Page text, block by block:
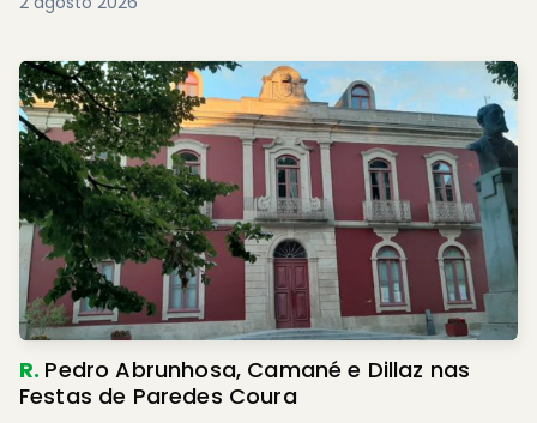
R. Pedro Abrunhosa, Camané e Dillaz nas
Festas de Paredes Coura